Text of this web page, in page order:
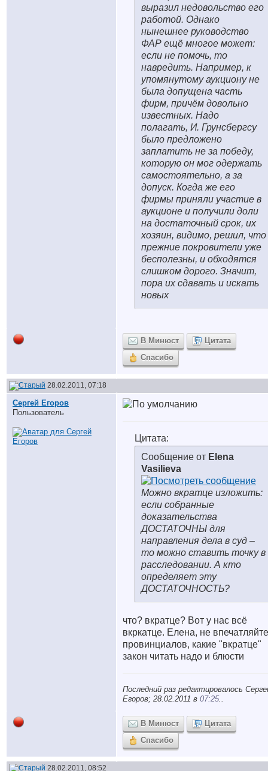
выразил недовольство его
работой. Однако
нынешнее руководство
ФАР ещё многое может:
если не помочь, то
навредить. Например, к
упомянутому аукциону не
была допущена часть
фирм, причём довольно
известных. Надо
полагать, И. Грунсбергсу
было предложено
заплатить не за победу,
которую он мог одержать
самостоятельно, а за
допуск. Когда же его
фирмы приняли участие в
аукционе и получили доли
на достаточный срок, их
хозяин, видимо, решил, что
прежние покровители уже
бесполезны, и обходятся
слишком дорого. Значит,
пора их сдавать и искать
новых
В Минюст
Цитата
Спасибо
28.02.2011, 07:18
Сергей Егоров
Пользователь
Цитата:
Сообщение от Elena
Vasilieva
Можно вкратце изложить:
если собранные
доказательства
ДОСТАТОЧНЫ для
направления дела в суд –
то можно ставить точку в
расследовании. А кто
определяет эту
ДОСТАТОЧНОСТЬ?
что? вкратце? Вот у нас всё
вкркатце. Елена, не впечатляйте
провинциалов, какие "вкратце"
закон читать надо и блюсти
Последний раз редактировалось
Егоров; 28.02.2011 в 07:25..
В Минюст
Цитата
Спасибо
28.02.2011, 08:52